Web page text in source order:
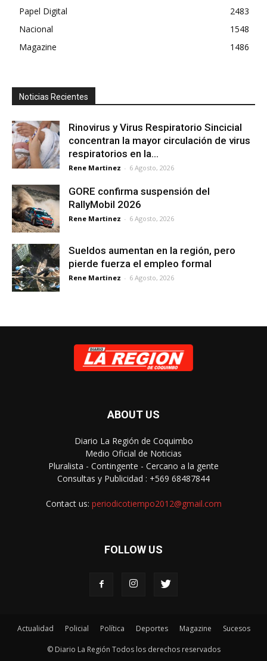
Papel Digital
2483
Nacional
1548
Magazine
1486
Noticias Recientes
Rinovirus y Virus Respiratorio Sincicial
concentran la mayor circulación de virus
respiratorios en la...
Rene Martinez - 6 Agosto, 2026
GORE confirma suspensión del
RallyMobil 2026
Rene Martinez - 6 Agosto, 2026
Sueldos aumentan en la región, pero
pierde fuerza el empleo formal
Rene Martinez - 6 Agosto, 2026
ABOUT US
Diario La Región de Coquimbo
Medio Oficial de Noticias
Pluralista - Contingente - Cercano a la gente
Consultas y Publicidad : +569 68487844
Contact us: periodicotiempo2012@gmail.com
FOLLOW US
Actualidad Policial Política Deportes Magazine Sucesos
© Diario La Región Todos los derechos reservados